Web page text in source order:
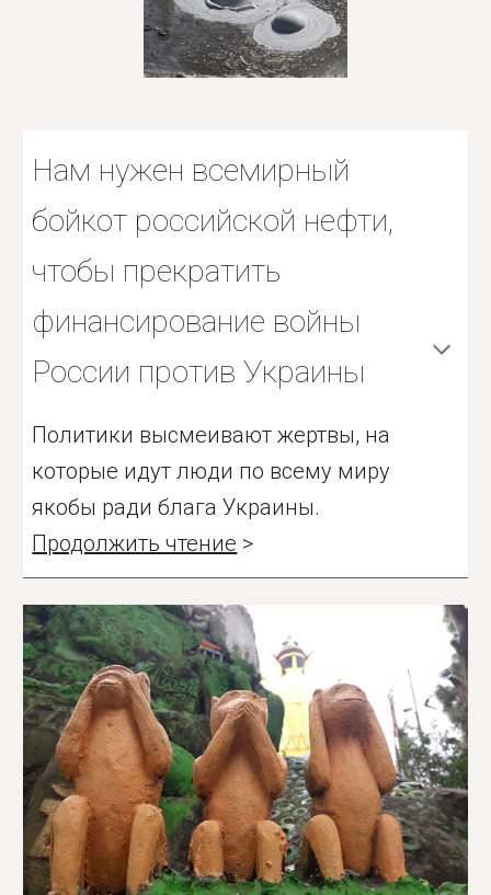
Нам нужен всемирный
бойкот российской нефти,
чтобы прекратить
финансирование войны
России против Украины
Политики высмеивают жертвы, на
которые идут люди по всему миру
якобы ради блага Украины.
Продолжить чтение >